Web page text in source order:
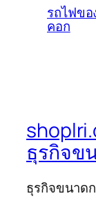
รถไฟขอ
คอก
ธุรกิจข
ธุรกิจขนาด